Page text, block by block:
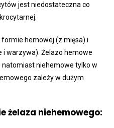
jest niedostateczna co
hemowej (z mięsa) i
warzywa). Żelazo hemowe
niehemowe tylko w
zależy w dużym
żelaza niehemowego: